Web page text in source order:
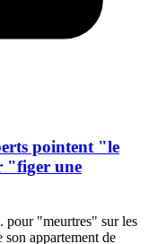
pointent "le
"figer une
pour "meurtres" sur les
son appartement de